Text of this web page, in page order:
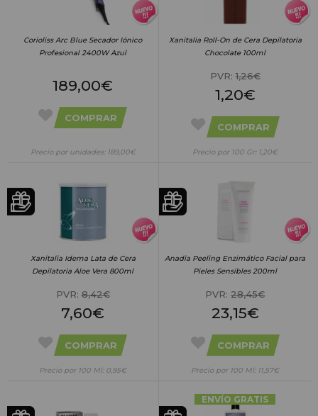
Corioliss Arc Blue Secador Iónico
Profesional 2400W Azul
189,00€
COMPRAR
Precio por unidades: 189,00€
Xanitalia Roll-On de Cera Depilatoria
Chocolate 100ml
PVR:1,26€
1,20€
COMPRAR
Precio por 100 Gr: 1,20€
Xanitalia Idema Lata de Cera
Depilatoria Aloe Vera 800ml
PVR:8,42€
7,60€
COMPRAR
Precio por 100 Ml: 0,95€
Anadia Peeling Enzimático Facial para
Pieles Sensibles 200ml
PVR: 28,45€
23,15€
COMPRAR
Precio por 100 Ml: 11,57€
ENVÍO GRATIS